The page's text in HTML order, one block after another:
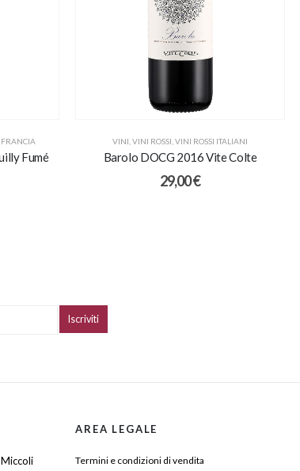
Fumé
VINI VINI ROSSI VINI ROSSI ITALIANI
Barolo DOCG 2016 Vite Colte
29,00€
AREA LEGALE
Termini e condizioni di vendita